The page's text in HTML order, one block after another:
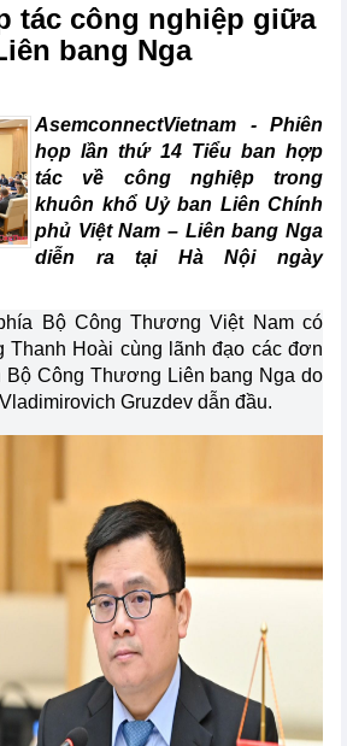
tác công nghiệp giữa
bang Nga
AsemconnectVietnam - Phiên
họp lần thứ 14 Tiểu ban hợp
tác về công nghiệp trong
khuôn khổ Uỷ ban Liên Chính
phủ Việt Nam – Liên bang Nga
diễn ra tại Hà Nội ngày
Bộ Công Thương Việt Nam có
Hoài cùng lãnh đạo các đơn
Công Thương Liên bang Nga do
Gruzdev dẫn đầu.